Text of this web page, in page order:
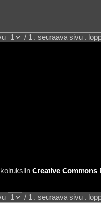
/ 1 . seuraava sivu .
Creative Commons
/ 1 . seuraava sivu .